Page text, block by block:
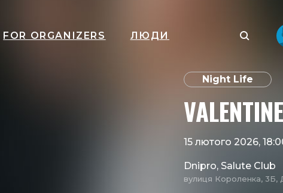
FOR ORGANIZERS ЛЮДИ
Night Life
15 лютого 2026,
Dnipro, Salute Club
вулиця Короленка, 3Б,